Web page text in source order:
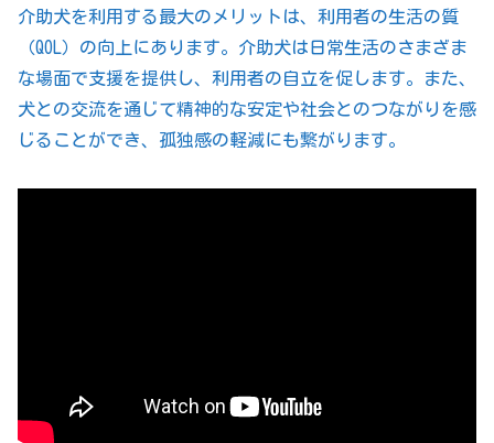
介助犬を利用する最大のメリットは、利用者の生活の質
（QOL）の向上にあります。介助犬は日常生活のさまざま
な場面で支援を提供し、利用者の自立を促します。また、
犬との交流を通じて精神的な安定や社会とのつながりを感
じることができ、孤独感の軽減にも繋がります。